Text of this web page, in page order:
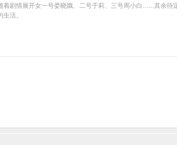
剧情展开女一号娄晓娥、二号于莉、三号周小白......其余待
活。